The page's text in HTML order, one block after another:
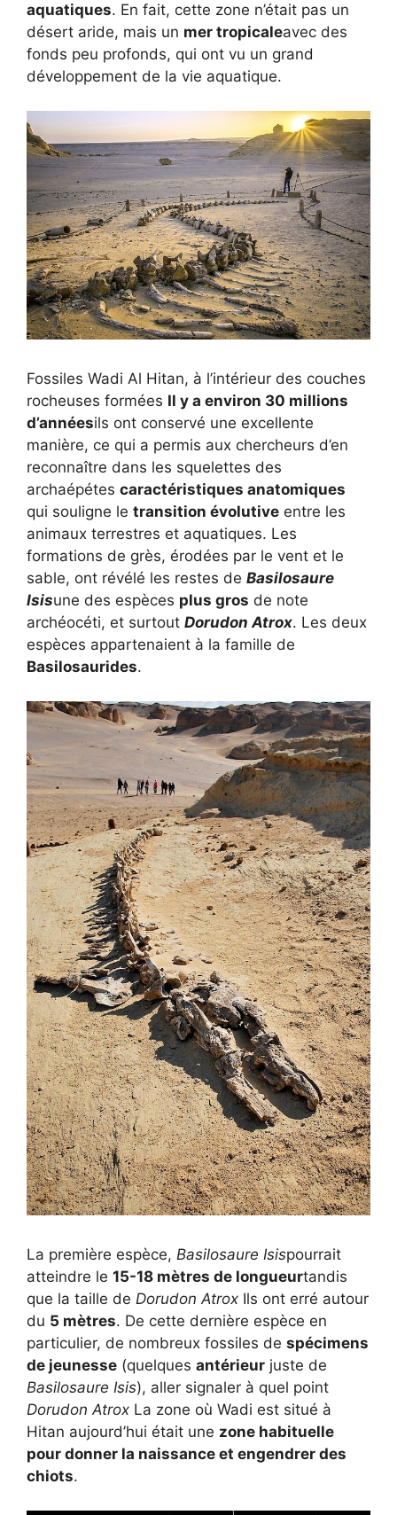
aquatiques. En fait, cette zone n’était pas un
désert aride, mais un mer tropicaleavec des
fonds peu profonds, qui ont vu un grand
développement de la vie aquatique.
Fossiles Wadi Al Hitan, à l’intérieur des couches
rocheuses formées Il y a environ 30 millions
d’annéesils ont conservé une excellente
manière, ce qui a permis aux chercheurs d’en
reconnaître dans les squelettes des
archaépétes caractéristiques anatomiques
qui souligne le transition évolutive entre les
animaux terrestres et aquatiques. Les
formations de grès, érodées par le vent et le
sable, ont révélé les restes de Basilosaure
Isisune des espèces plus gros de note
archéocéti, et surtout Dorudon Atrox. Les deux
espèces appartenaient à la famille de
Basilosaurides.
La première espèce, Basilosaure Isispourrait
atteindre le 15-18 mètres de longueurtandis
que la taille de Dorudon Atrox Ils ont erré autour
du 5 mètres. De cette dernière espèce en
particulier, de nombreux fossiles de spécimens
de jeunesse (quelques antérieur juste de
Basilosaure Isis), aller signaler à quel point
Dorudon Atrox La zone où Wadi est situé à
Hitan aujourd’hui était une zone habituelle
pour donner la naissance et engendrer des
chiots.